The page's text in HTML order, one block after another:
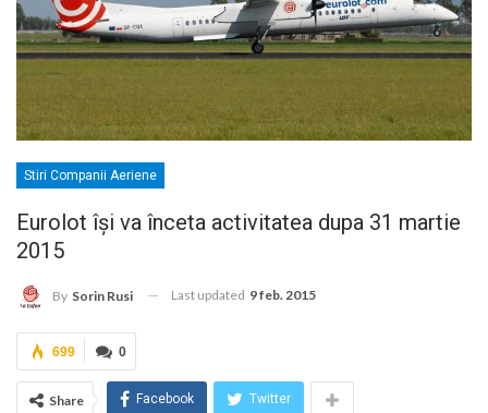
Stiri Companii Aeriene
Eurolot îşi va înceta activitatea dupa 31 martie
2015
By Sorin Rusi Last updated 9 feb. 2015
0
699
Share Facebook Twitter